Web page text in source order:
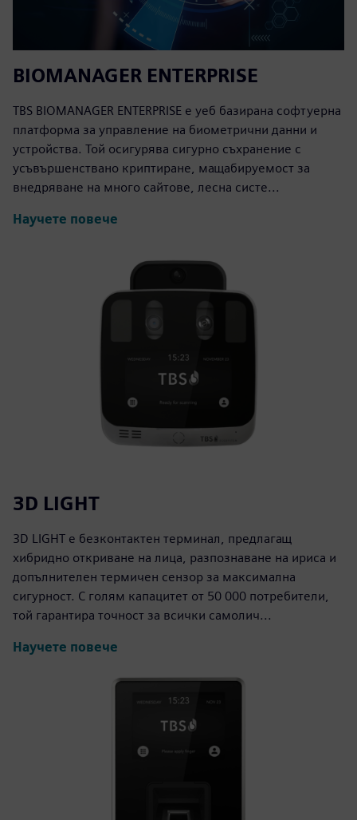
BIOMANAGER ENTERPRISE
TBS BIOMANAGER ENTERPRISE е уеб базирана софтуерна
платформа за управление на биометрични данни и
устройства. Той осигурява сигурно съхранение с
усъвършенствано криптиране, мащабируемост за
внедряване на много сайтове, лесна систе...
Научете повече
3D LIGHT
3D LIGHT е безконтактен терминал, предлагащ
хибридно откриване на лица, разпознаване на ириса и
допълнителен термичен сензор за максимална
сигурност. С голям капацитет от 50 000 потребители,
той гарантира точност за всички самолич...
Научете повече